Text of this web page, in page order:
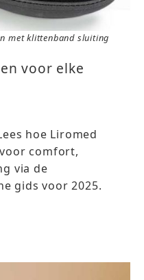
met klittenband sluiting
voor elke
hoe Liromed
comfort,
via de
gids voor 2025.